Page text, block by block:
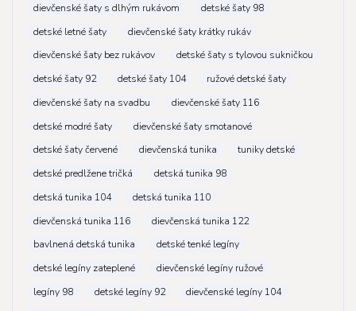
dievčenské šaty s dlhým rukávom
detské šaty 98
detské letné šaty
dievčenské šaty krátky rukáv
dievčenské šaty bez rukávov
detské šaty s tylovou sukničkou
detské šaty 92
detské šaty 104
ružové detské šaty
dievčenské šaty na svadbu
dievčenské šaty 116
detské modré šaty
dievčenské šaty smotanové
detské šaty červené
dievčenská tunika
tuniky detské
detské predlžene tričká
detská tunika 98
detská tunika 104
detská tunika 110
dievčenská tunika 116
dievčenská tunika 122
bavlnená detská tunika
detské tenké legíny
detské legíny zateplené
dievčenské legíny ružové
legíny 98
detské legíny 92
dievčenské legíny 104